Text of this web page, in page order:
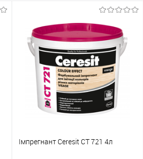
Імпрегнант Ceresit CT 721 4л